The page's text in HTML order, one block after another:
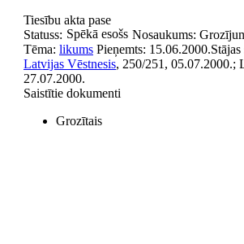
Tiesību akta pase
Nosaukums:
Statuss: Spēkā esošs
likums Pieņemts: 15.06.2000.Stājas
Tēma:
Latvijas Vēstnesis, 250/251, 05.07.2000.;
27.07.2000.
Saistītie dokumenti
Grozītais